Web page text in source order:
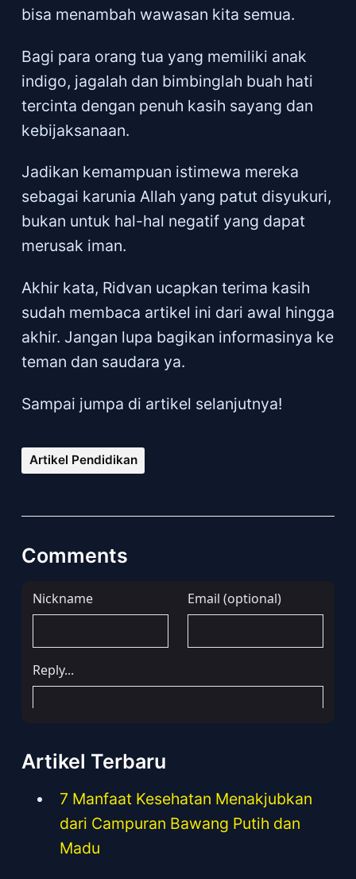
bisa menambah wawasan kita semua.
Bagi para orang tua yang memiliki anak
indigo, jagalah dan bimbinglah buah hati
tercinta dengan penuh kasih sayang dan
kebijaksanaan.
Jadikan kemampuan istimewa mereka
sebagai karunia Allah yang patut disyukuri,
bukan untuk hal-hal negatif yang dapat
merusak iman.
Akhir kata, Ridvan ucapkan terima kasih
sudah membaca artikel ini dari awal hingga
akhir. Jangan lupa bagikan informasinya ke
teman dan saudara ya.
Sampai jumpa di artikel selanjutnya!
Artikel Pendidikan
Comments
Artikel Terbaru
7 Manfaat Kesehatan Menakjubkan
dari Campuran Bawang Putih dan
Madu